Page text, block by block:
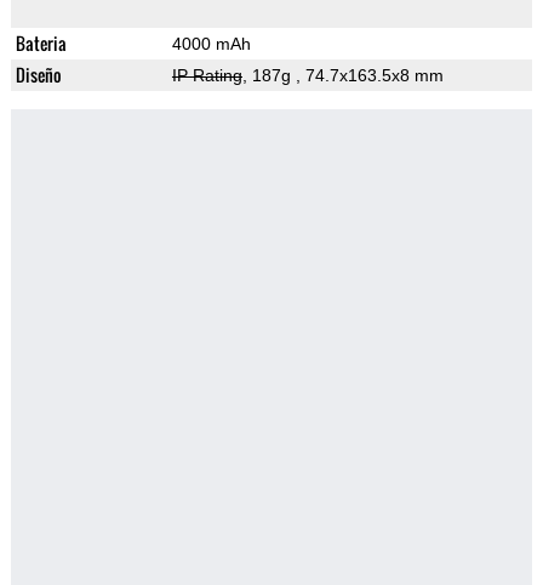
Bateria 4000 mAh
Diseño IP Rating, 187g , 74.7x163.5x8 mm